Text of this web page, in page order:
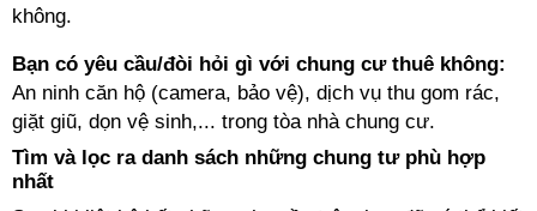
không.
Bạn có yêu cầu/đòi hỏi gì với chung cư thuê không:
An ninh căn hộ (camera, bảo vệ), dịch vụ thu gom rác,
giặt giũ, dọn vệ sinh,... trong tòa nhà chung cư.
Tìm và lọc ra danh sách những chung tư phù hợp
nhất